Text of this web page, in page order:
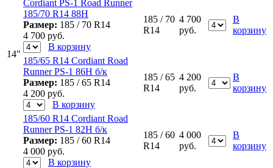
14"
Cordiant PS-1 Road Runner
185/70 R14 88H
Размер: 185 / 70 R14
4 700 руб.
В корзину
185 / 70
R14
4 700
руб.
В
корзину
185/65 R14 Cordiant Road
Runner PS-1 86H б/к
Размер: 185 / 65 R14
4 200 руб.
В корзину
185 / 65
R14
4 200
руб.
В
корзину
185/60 R14 Cordiant Road
Runner PS-1 82H б/к
Размер: 185 / 60 R14
4 000 руб.
В корзину
185 / 60
R14
4 000
руб.
В
корзину